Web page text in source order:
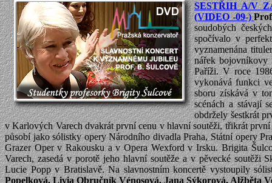
SESTŘIH A/V
(VIDEO -09-)
soudobých
spočívalo v
vyznamenána
nářek
Paříži. V roce
vykonává funkci
sboru získává v
scénách a stávají
obdržely šestkrát
v Karlových Varech dvakrát první cenu v hlavní soutěži, třikrát
působí jako sólistky opery Národního divadla Praha, Státní opery
Grazer Oper v Rakousku a v Opera Wexford v Irsku. Brigita
Varech, zasedá v porotě jeho hlavní soutěže a v pěvecké soutěži
Lucie Popp v Bratislavě. Na slavnostním koncertě vystoupily
Popelková, Livia Obručník Vénosová, Jana Sýkorová, Alžběta